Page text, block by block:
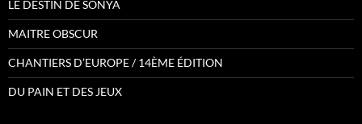
LE DESTIN DE SONYA
MAITRE OBSCUR
CHANTIERS D’EUROPE / 14ÈME ÉDITION
DU PAIN ET DES JEUX